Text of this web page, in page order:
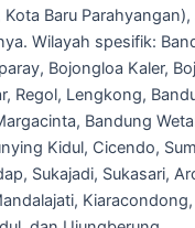
Kota Baru
Wilayah spesifik:
Bojongloa Kaler,
Regol, Lengkong,
Bandung
Kidul, Cicendo,
Sukajadi, Sukasari,